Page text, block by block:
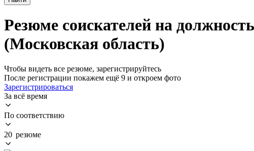
Резюме соискателей на
(Московская область)
Чтобы видеть все резюме, зарегистрируйтесь
После регистрации покажем ещё 9 и откроем фото
Зарегистрироваться
За всё время
По соответствию
20 резюме